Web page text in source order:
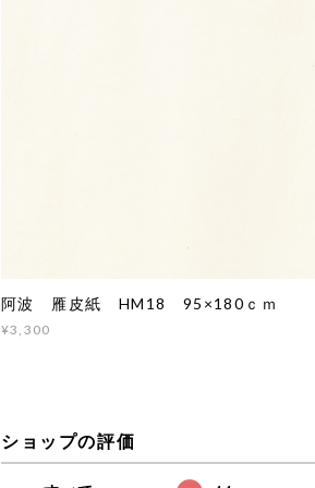
阿波 雁皮紙 HM18 95×180ｃｍ
¥3,300
ショップの評価